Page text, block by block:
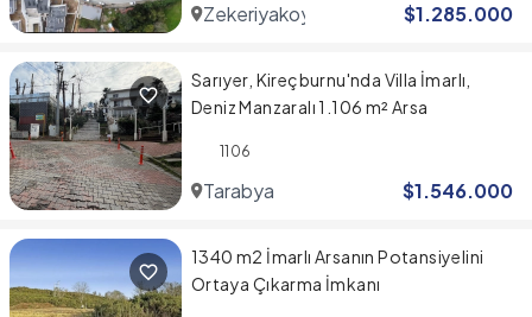
Zekeriyakoy $1.285.000
Sarıyer, Kireçburnu'nda Villa İmarlı,
Deniz Manzaralı 1.106 m² Arsa
1106
Tarabya $1.546.000
1340 m2 İmarlı Arsanın Potansiyelini
Ortaya Çıkarma İmkanı